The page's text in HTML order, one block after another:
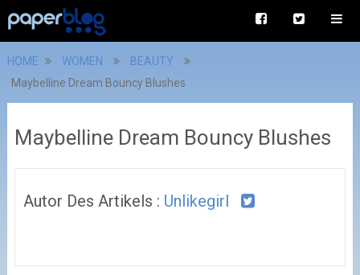
HOME WOMEN
BEAUTY
Maybelline Dream Bouncy Blushes
Maybelline Dream Bouncy Blushes
Autor Des Artikels : Unlikegirl